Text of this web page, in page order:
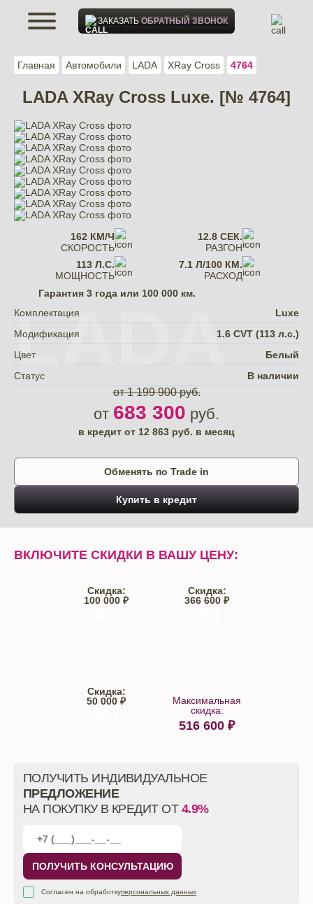
Главная Автомобили LADA XRay Cross 4764
LADA XRay Cross Luxe. [№ 4764]
LADA
Гарантия 3 года или 100 000 км.
Комплектация
Luxe
Модификация
1.6 CVT (113 л.с.)
Цвет
Белый
Статус
В наличии
от 1 199 900 руб.
от 683 300 руб.
в кредит от 12 863 руб. в месяц
162 КМ/Ч
СКОРОСТЬ
12.8 СЕК.
РАЗГОН
113 Л.С.
МОЩНОСТЬ
7.1 Л/100 КМ.
РАСХОД
Обменять по Trade in
Купить в кредит
ВКЛЮЧИТЕ СКИДКИ В ВАШУ ЦЕНУ:
Скидка:
100 000 ₽
Скидка:
366 600 ₽
Скидка:
50 000 ₽
Максимальная
скидка:
516 600 ₽
ПОЛУЧИТЬ ИНДИВИДУАЛЬНОЕ
ПРЕДЛОЖЕНИЕ
НА ПОКУПКУ В КРЕДИТ ОТ 4.9%
ПОЛУЧИТЬ КОНСУЛЬТАЦИЮ
Согласен на обработкуперсональных данных
ЗАКАЗАТЬОБРАТНЫЙ ЗВОНОК